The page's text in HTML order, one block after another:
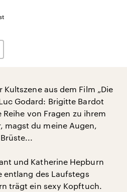
Kultszene aus dem Film „Die
Godard: Brigitte Bardot
von Fragen zu ihrem
magst du meine Augen,
und Katherine Hepburn
entlang des Laufstegs
trägt ein sexy Kopftuch.